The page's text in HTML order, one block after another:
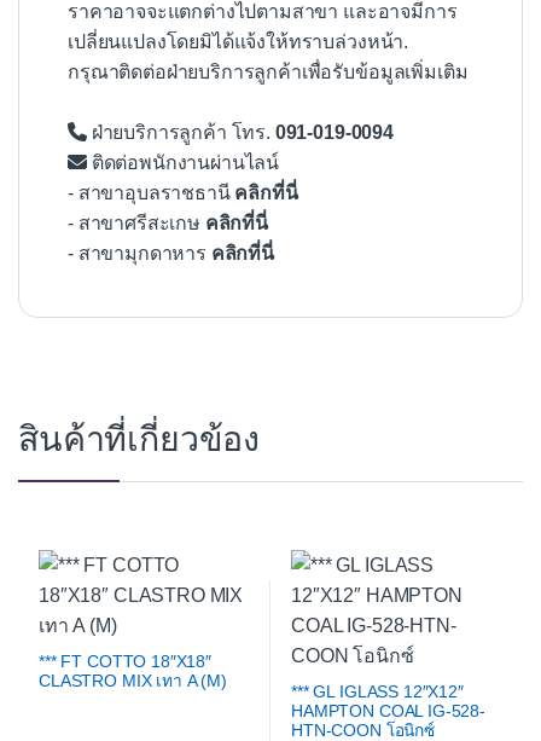
ราคาอาจจะแตกต่างไปตามสาขา และอาจมีการ
เปลี่ยนแปลงโดยมิได้แจ้งให้ทราบล่วงหน้า.
กรุณาติดต่อฝ่ายบริการลูกค้าเพื่อรับข้อมูลเพิ่มเติม
ฝ่ายบริการลูกค้า โทร. 091-019-0094
ติดต่อพนักงานผ่านไลน์
- สาขาอุบลราชธานี คลิกที่นี่
- สาขาศรีสะเกษ คลิกที่นี่
- สาขามุกดาหาร คลิกที่นี่
สินค้าที่เกี่ยวข้อง
*** FT COTTO 18″X18″
CLASTRO MIX เทา A (M)
*** GL IGLASS 12″X12″
HAMPTON COAL IG-528-
HTN-COON โอนิกซ์